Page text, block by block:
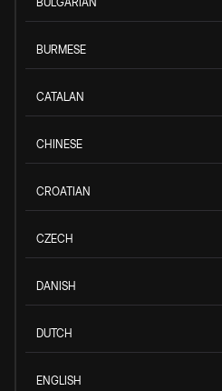
BURMESE
CATALAN
CHINESE
CROATIAN
CZECH
DANISH
DUTCH
ENGLISH